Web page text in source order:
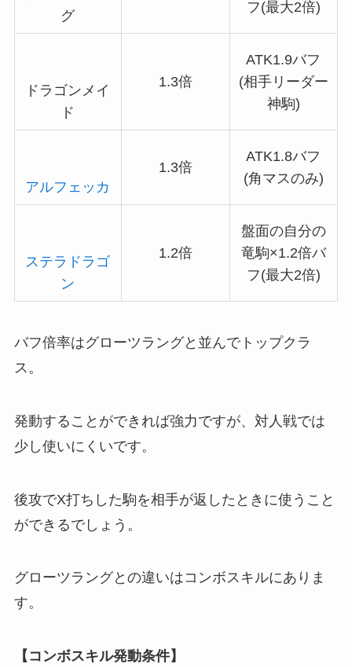
グ
フ(最大2倍)
ドラゴンメイ
ド
1.3倍
ATK1.9バフ
(相手リーダー
神駒)
アルフェッカ
1.3倍
ATK1.8バフ
(角マスのみ)
ステラドラゴ
ン
1.2倍
盤面の自分の
竜駒×1.2倍バ
フ(最大2倍)
バフ倍率はグローツラングと並んでトップクラ
ス。
発動することができれば強力ですが、対人戦では
少し使いにくいです。
後攻でX打ちした駒を相手が返したときに使うこと
ができるでしょう。
グローツラングとの違いはコンボスキルにありま
す。
【コンボスキル発動条件】